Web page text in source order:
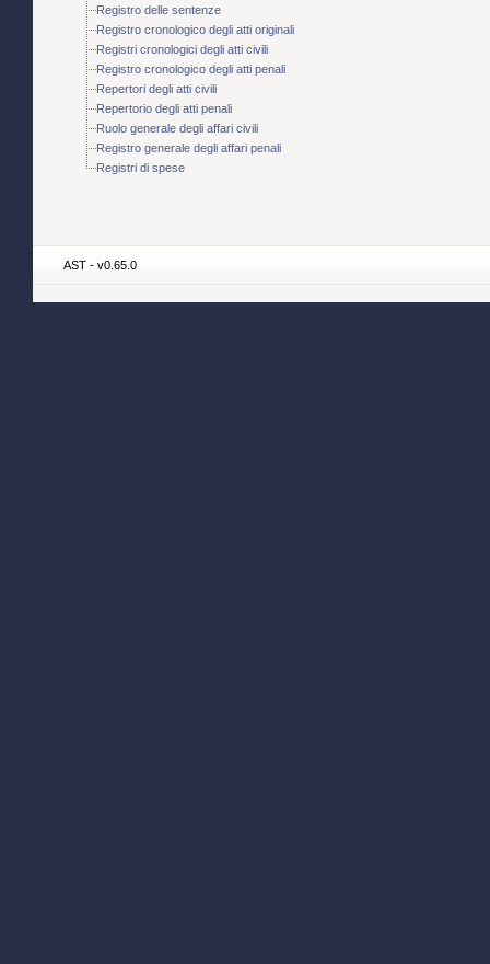
Registro delle sentenze
Registro cronologico degli atti originali
Registri cronologici degli atti civili
Registro cronologico degli atti penali
Repertori degli atti civili
Repertorio degli atti penali
Ruolo generale degli affari civili
Registro generale degli affari penali
Registri di spese
AST - v0.65.0